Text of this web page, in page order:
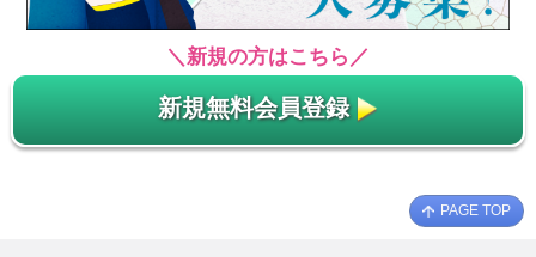
＼新規の方はこちら／
新規無料会員登録
PAGE TOP